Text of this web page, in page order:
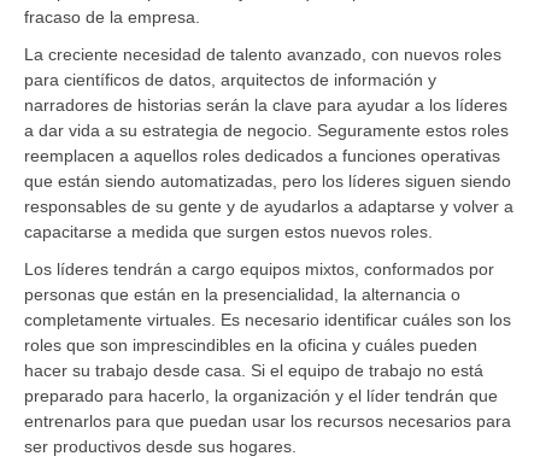
fracaso de la empresa.
La creciente necesidad de talento avanzado, con nuevos roles
para científicos de datos, arquitectos de información y
narradores de historias serán la clave para ayudar a los líderes
a dar vida a su estrategia de negocio. Seguramente estos roles
reemplacen a aquellos roles dedicados a funciones operativas
que están siendo automatizadas, pero los líderes siguen siendo
responsables de su gente y de ayudarlos a adaptarse y volver a
capacitarse a medida que surgen estos nuevos roles.
Los líderes tendrán a cargo equipos mixtos, conformados por
personas que están en la presencialidad, la alternancia o
completamente virtuales. Es necesario identificar cuáles son los
roles que son imprescindibles en la oficina y cuáles pueden
hacer su trabajo desde casa. Si el equipo de trabajo no está
preparado para hacerlo, la organización y el líder tendrán que
entrenarlos para que puedan usar los recursos necesarios para
ser productivos desde sus hogares.